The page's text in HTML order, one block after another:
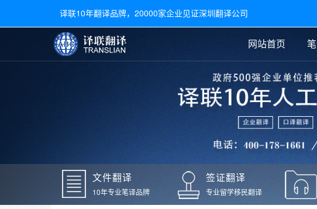
译联10年翻译品牌，20000家企业见证深圳翻译公司
网站首页
文件翻译 医学翻译
广交会翻译 交替传译
常用语种翻译
日语翻译
德语翻译
老挝
毕业证翻译
户口本翻译
签证材料翻译
银行流水翻译
驾照翻译
疫苗本翻译
新冠疫苗接种证明翻
口译新闻
翻译新闻
文件翻译
10年专业笔译品牌
签证翻译
专业留学移民翻译